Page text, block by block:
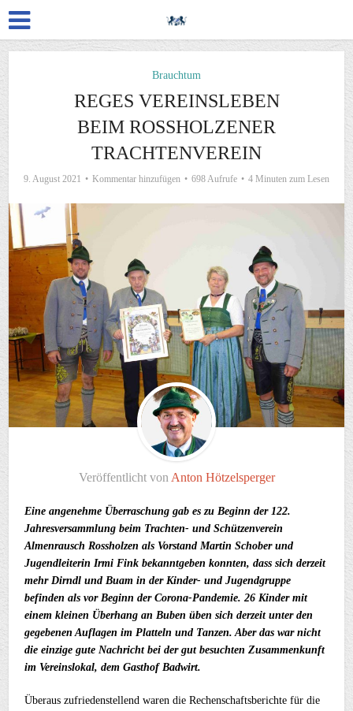
Brauchtum
REGES VEREINSLEBEN
BEIM ROSSHOLZENER
TRACHTENVEREIN
9. August 2021 Kommentar hinzufügen 698 Aufrufe 4 Minuten zum Lesen
Veröffentlicht von Anton Hötzelsperger
Eine angenehme Überraschung gab es zu Beginn der 122.
Jahresversammlung beim Trachten- und Schützenverein
Almenrausch Rossholzen als Vorstand Martin Schober und
Jugendleiterin Irmi Fink bekanntgeben konnten, dass sich derzeit
mehr Dirndl und Buam in der Kinder- und Jugendgruppe
befinden als vor Beginn der Corona-Pandemie. 26 Kinder mit
einem kleinen Überhang an Buben üben sich derzeit unter den
gegebenen Auflagen im Platteln und Tanzen. Aber das war nicht
die einzige gute Nachricht bei der gut besuchten Zusammenkunft
im Vereinslokal, dem Gasthof Badwirt.
Überaus zufriedenstellend waren die Rechenschaftsberichte für die